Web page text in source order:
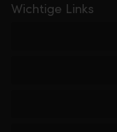
Wichtige Links